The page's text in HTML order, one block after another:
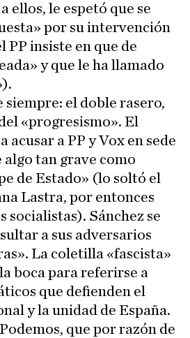
ellos, le espetó que se
por su intervención
PP insiste en que de
y que le ha llamado
siempre: el doble rasero,
«progresismo». El
acusar a PP y Vox en sede
tan grave como
de Estado» (lo soltó el
Lastra, por entonces
socialistas). Sánchez se
a sus adversarios
La coletilla «fascista»
boca para referirse a
que defienden el
y la unidad de España.
que por razón de